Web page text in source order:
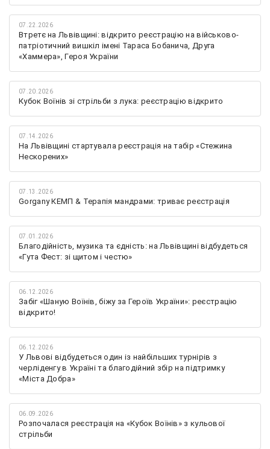
07.22.2026
Втретє на Львівщині: відкрито реєстрацію на військово-
патріотичний вишкіл імені Тараса Бобанича, Друга
«Хаммера», Героя України
07.20.2026
Кубок Воїнів зі стрільби з лука: реєстрацію відкрито
07.14.2026
На Львівщині стартувала реєстрація на табір «Стежина
Нескорених»
07.13.2026
Gorgany КЕМП & Терапія мандрами: триває реєстрація
07.01.2026
Благодійність, музика та єдність: на Львівщині відбудеться
«Гута Фест: зі щитом і честю»
06.12.2026
Забіг «Шаную Воїнів, біжу за Героїв України»: реєстрацію
відкрито!
06.12.2026
У Львові відбудеться один із найбільших турнірів з
черліденгу в Україні та благодійний збір на підтримку
«Міста Добра»
06.09.2026
Розпочалася реєстрація на «Кубок Воїнів» з кульової
стрільби